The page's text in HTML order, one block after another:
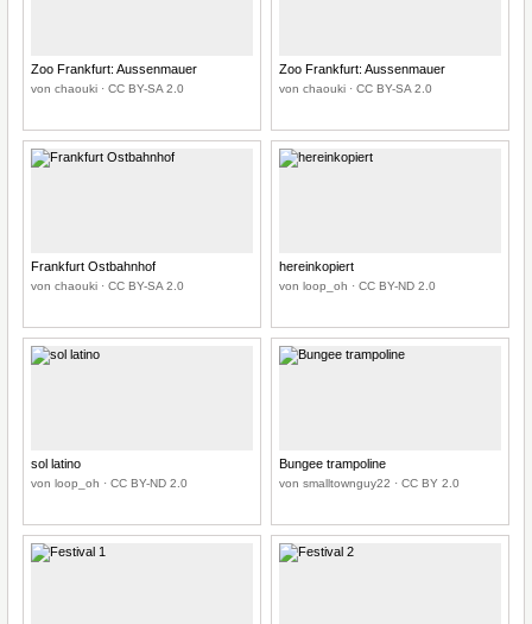
Zoo Frankfurt: Aussenmauer
von chaouki · CC BY-SA 2.0
Zoo Frankfurt: Aussenmauer
von chaouki · CC BY-SA 2.0
Frankfurt Ostbahnhof
von chaouki · CC BY-SA 2.0
hereinkopiert
von loop_oh · CC BY-ND 2.0
sol latino
von loop_oh · CC BY-ND 2.0
Bungee trampoline
von smalltownguy22 · CC BY 2.0